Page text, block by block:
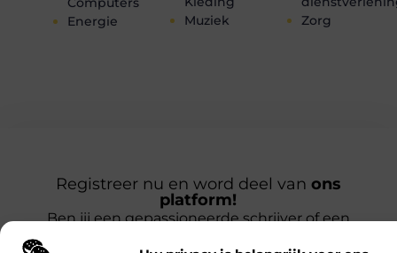
Energie
Muziek
Zorg
Registreer nu en word deel van ons
platform!
Ben jij een gepassioneerde schrijver of een